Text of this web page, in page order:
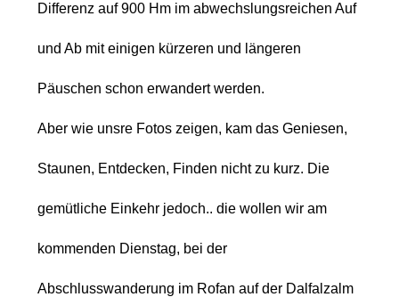
Differenz auf 900 Hm im abwechslungsreichen Auf
und Ab mit einigen kürzeren und längeren
Päuschen schon erwandert werden.
Aber wie unsre Fotos zeigen, kam das Geniesen,
Staunen, Entdecken, Finden nicht zu kurz. Die
gemütliche Einkehr jedoch.. die wollen wir am
kommenden Dienstag, bei der
Abschlusswanderung im Rofan auf der Dalfalzalm